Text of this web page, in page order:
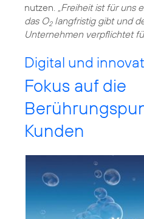
nutzen. „Freiheit ist für uns
das O2langfristig gibt und
Unternehmen verpflichtet
Digital und
Fokus auf die
Kunden